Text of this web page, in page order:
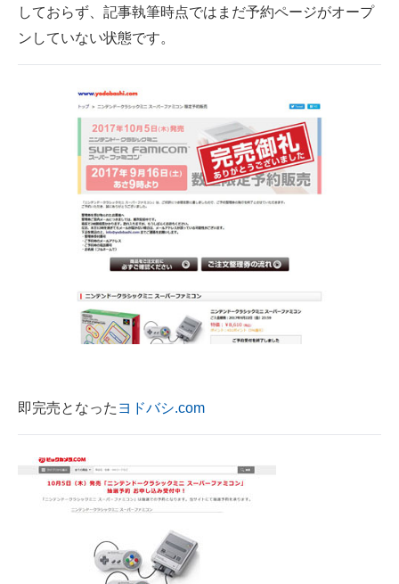
しておらず、記事執筆時点ではまだ予約ページがオープ
ンしていない状態です。
即完売となった ヨドバシ.com